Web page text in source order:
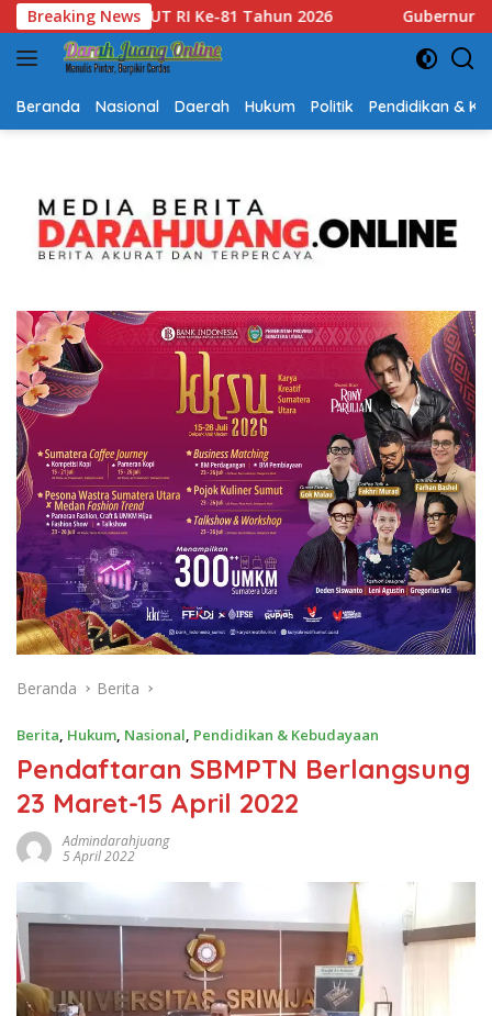
Langsung
ke
konten
Breaking News
Gubernur Kalsel H. Muhidin Apresiasi Polda Kalsel Ungkap
Beranda Nasional Daerah Hukum Politik Pendidikan &
Beranda Berita
Berita, Hukum, Nasional, Pendidikan & Kebudayaan
Pendaftaran SBMPTN Berlangsung
23 Maret-15 April 2022
Admindarahjuang
5 April 2022